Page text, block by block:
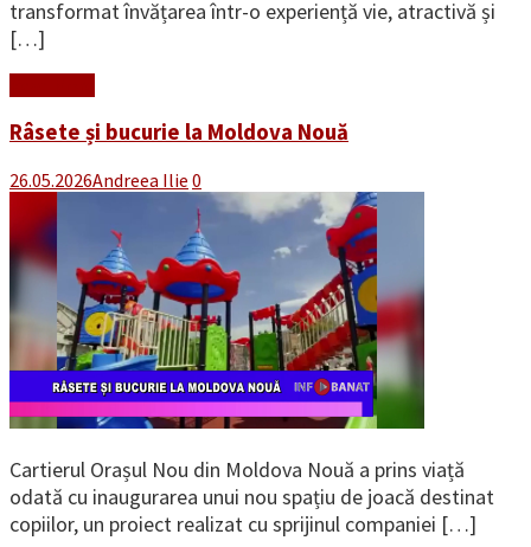
transformat învățarea într-o experiență vie, atractivă și
[…]
Râsete și bucurie la Moldova Nouă
26.05.2026Andreea Ilie 0
Cartierul Orașul Nou din Moldova Nouă a prins viață
odată cu inaugurarea unui nou spațiu de joacă destinat
copiilor, un proiect realizat cu sprijinul companiei […]